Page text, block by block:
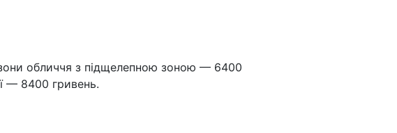
обличчя з підщелепною зоною — 6400
— 8400 гривень.